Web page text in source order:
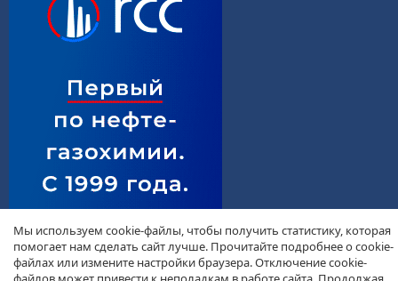
Мы используем cookie-файлы, чтобы получить статистику, которая
помогает нам сделать сайт лучше. Прочитайте подробнее о cookie-
файлах или измените настройки браузера. Отключение cookie-